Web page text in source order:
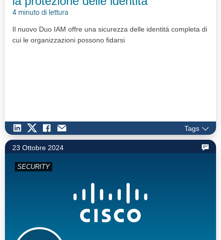
4 minuto di lettura
Il nuovo Duo IAM offre una sicurezza delle identità completa di
cui le organizzazioni possono fidarsi
Tags
23 Ottobre 2024
SECURITY